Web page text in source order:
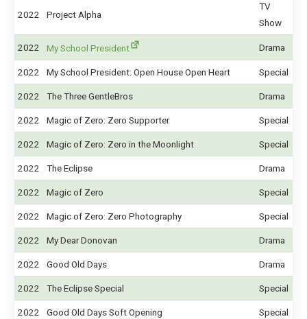
2022 Project Alpha
TV
Show
2022 My School President Drama
2022 My School President: Open House Open Heart Special
2022 The Three GentleBros Drama
2022 Magic of Zero: Zero Supporter Special
2022 Magic of Zero: Zero in the Moonlight Special
2022 The Eclipse Drama
2022 Magic of Zero Special
2022 Magic of Zero: Zero Photography Special
2022 My Dear Donovan Drama
2022 Good Old Days Drama
2022 The Eclipse Special Special
2022 Good Old Days Soft Opening Special